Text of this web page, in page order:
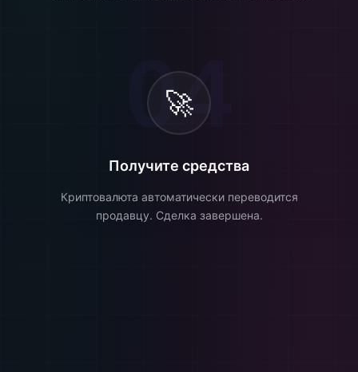
04
🚀
Получите средства
Криптовалюта автоматически переводится
продавцу. Сделка завершена.